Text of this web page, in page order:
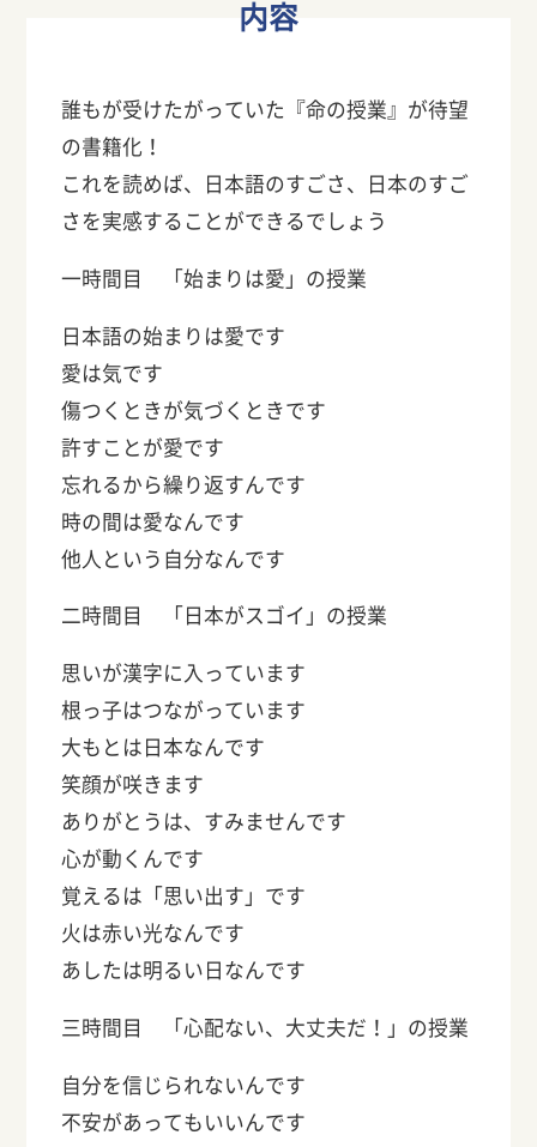
内容
誰もが受けたがっていた『命の授業』が待望
の書籍化！
これを読めば、日本語のすごさ、日本のすご
さを実感することができるでしょう
一時間目 「始まりは愛」の授業
日本語の始まりは愛です
愛は気です
傷つくときが気づくときです
許すことが愛です
忘れるから繰り返すんです
時の間は愛なんです
他人という自分なんです
二時間目 「日本がスゴイ」の授業
思いが漢字に入っています
根っ子はつながっています
大もとは日本なんです
笑顔が咲きます
ありがとうは、すみませんです
心が動くんです
覚えるは「思い出す」です
火は赤い光なんです
あしたは明るい日なんです
三時間目 「心配ない、大丈夫だ！」の授業
自分を信じられないんです
不安があってもいいんです